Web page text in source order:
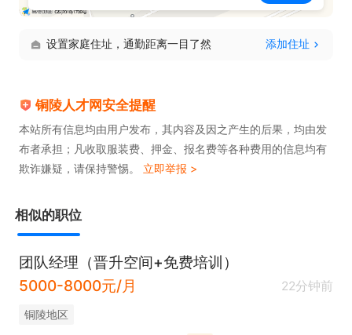
设置家庭住址，通勤距离一目了然 添加住址
铜陵人才网安全提醒
本站所有信息均由用户发布，其内容及因之产生的后果，均由发
布者承担；凡收取服装费、押金、报名费等各种费用的信息均有
欺诈嫌疑，请保持警惕。 立即举报 >
相似的职位
团队经理（晋升空间+免费培训）
5000-8000元/月
22分钟前
铜陵地区